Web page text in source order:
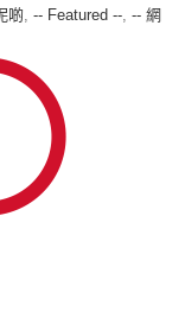
啲, -- Featured --, -- 網